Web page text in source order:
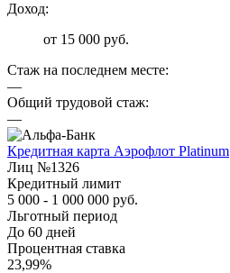
Доход:
от 15 000 руб.
Стаж на последнем месте:
—
Общий трудовой стаж:
—
Кредитная карта Аэрофлот Platinum
Лиц №1326
Кредитный лимит
5 000 - 1 000 000 руб.
Льготный период
До 60 дней
Процентная ставка
23,99%